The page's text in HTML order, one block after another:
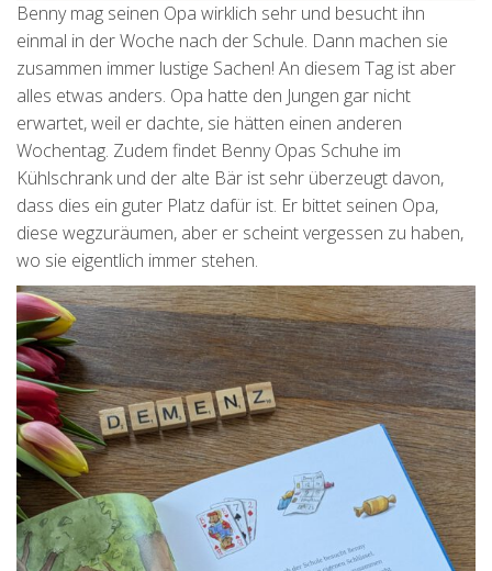
Benny mag seinen Opa wirklich sehr und besucht ihn
einmal in der Woche nach der Schule. Dann machen sie
zusammen immer lustige Sachen! An diesem Tag ist aber
alles etwas anders. Opa hatte den Jungen gar nicht
erwartet, weil er dachte, sie hätten einen anderen
Wochentag. Zudem findet Benny Opas Schuhe im
Kühlschrank und der alte Bär ist sehr überzeugt davon,
dass dies ein guter Platz dafür ist. Er bittet seinen Opa,
diese wegzuräumen, aber er scheint vergessen zu haben,
wo sie eigentlich immer stehen.